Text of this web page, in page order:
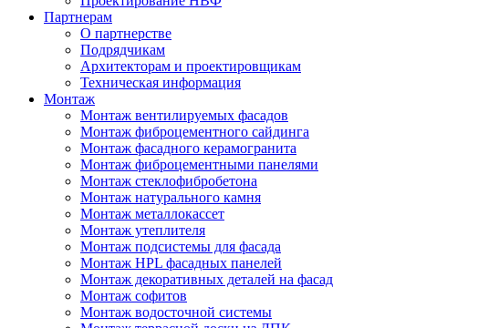
Партнерам
О партнерстве
Подрядчикам
Архитекторам и проектировщикам
Техническая информация
Монтаж
Монтаж вентилируемых фасадов
Монтаж фиброцементного сайдинга
Монтаж фасадного керамогранита
Монтаж фиброцементными панелями
Монтаж стеклофибробетона
Монтаж натурального камня
Монтаж металлокассет
Монтаж утеплителя
Монтаж подсистемы для фасада
Монтаж HPL фасадных панелей
Монтаж декоративных деталей на фасад
Монтаж софитов
Монтаж водосточной системы